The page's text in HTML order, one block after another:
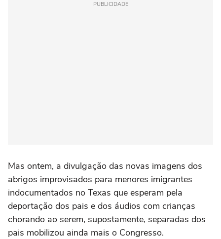
PUBLICIDADE
Mas ontem, a divulgação das novas imagens dos
abrigos improvisados para menores imigrantes
indocumentados no Texas que esperam pela
deportação dos pais e dos áudios com crianças
chorando ao serem, supostamente, separadas dos
pais mobilizou ainda mais o Congresso.